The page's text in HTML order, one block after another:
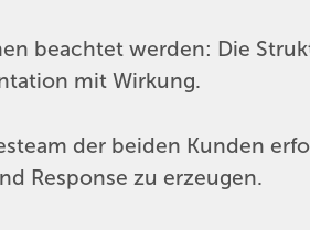
beachtet werden: Die
mit Wirkung.
der beiden Kunden
Response zu erzeugen.